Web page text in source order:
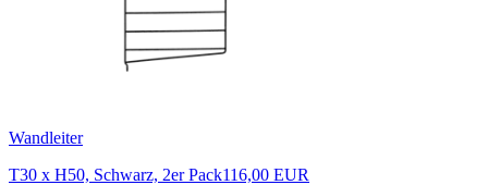
Wandleiter
T30 x H50, Schwarz, 2er Pack116,00 EUR